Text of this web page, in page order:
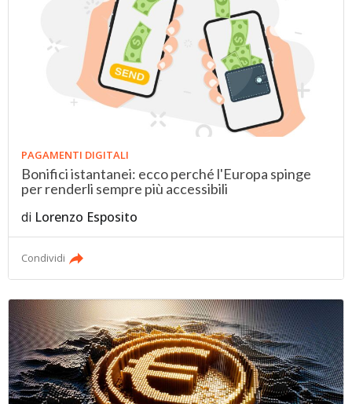
PAGAMENTI DIGITALI
Bonifici istantanei: ecco perché l'Europa spinge
per renderli sempre più accessibili
di Lorenzo Esposito
Condividi